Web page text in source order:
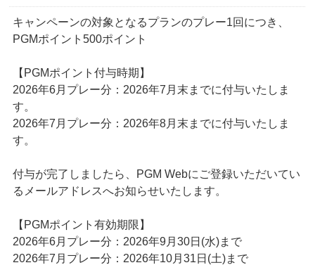
キャンペーンの対象となるプランのプレー1回につき、
PGMポイント500ポイント
【PGMポイント付与時期】
2026年6月プレー分：2026年7月末までに付与いたしま
す。
2026年7月プレー分：2026年8月末までに付与いたしま
す。
付与が完了しましたら、PGM Webにご登録いただいてい
るメールアドレスへお知らせいたします。
【PGMポイント有効期限】
2026年6月プレー分：2026年9月30日(水)まで
2026年7月プレー分：2026年10月31日(土)まで